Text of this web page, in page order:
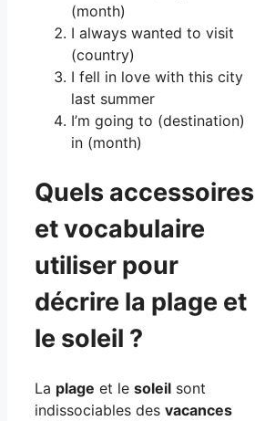
(month)
I always wanted to visit
(country)
I fell in love with this city
last summer
I’m going to (destination)
in (month)
Quels accessoires
et vocabulaire
utiliser pour
décrire la plage et
le soleil ?
La plage et le soleil sont
indissociables des vacances